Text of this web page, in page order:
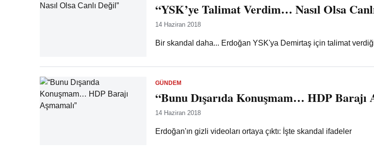
“YSK’ye Talimat Verdim… Nasıl Olsa
14 Haziran 2018
Bir skandal daha... Erdoğan YSK'ya Demirtaş için talimat
GÜNDEM
“Bunu Dışarıda Konuşmam… HDP Barajı
14 Haziran 2018
Erdoğan'ın gizli videoları ortaya çıktı: İşte skandal ifadeler